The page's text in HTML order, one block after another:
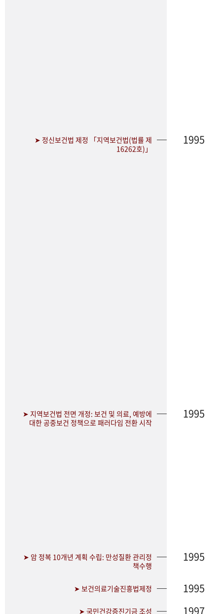
➤ 정신보건법 제정 「지역보건법(법률 제
16262호)」
1995
➤ 지역보건법 전면 개정: 보건 및 의료, 예방에
대한 공중보건 정책으로 패러다임 전환 시작
1995
➤ 암 정복 10개년 계획 수립: 만성질환 관리정
책수행
1995
➤ 보건의료기술진흥법제정 1995
➤ 국민건강증진기금 조성 1997